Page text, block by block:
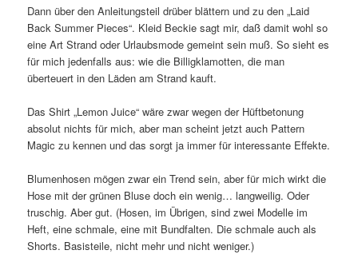
Dann über den Anleitungsteil drüber blättern und zu den „Laid
Back Summer Pieces“. Kleid Beckie sagt mir, daß damit wohl so
eine Art Strand oder Urlaubsmode gemeint sein muß. So sieht es
für mich jedenfalls aus: wie die Billigklamotten, die man
überteuert in den Läden am Strand kauft.
Das Shirt „Lemon Juice“ wäre zwar wegen der Hüftbetonung
absolut nichts für mich, aber man scheint jetzt auch Pattern
Magic zu kennen und das sorgt ja immer für interessante Effekte.
Blumenhosen mögen zwar ein Trend sein, aber für mich wirkt die
Hose mit der grünen Bluse doch ein wenig… langweilig. Oder
truschig. Aber gut. (Hosen, im Übrigen, sind zwei Modelle im
Heft, eine schmale, eine mit Bundfalten. Die schmale auch als
Shorts. Basisteile, nicht mehr und nicht weniger.)